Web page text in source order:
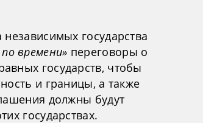
государства
времени» переговоры о
государств, чтобы
и границы, а также
должны будут
государствах.